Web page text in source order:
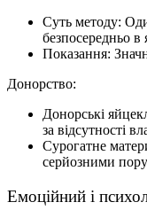
Суть методу:
безпосередньо в
Показання:
Донорство:
Донорські
за відсутності
Сурогатне
серйозними
Емоційний і